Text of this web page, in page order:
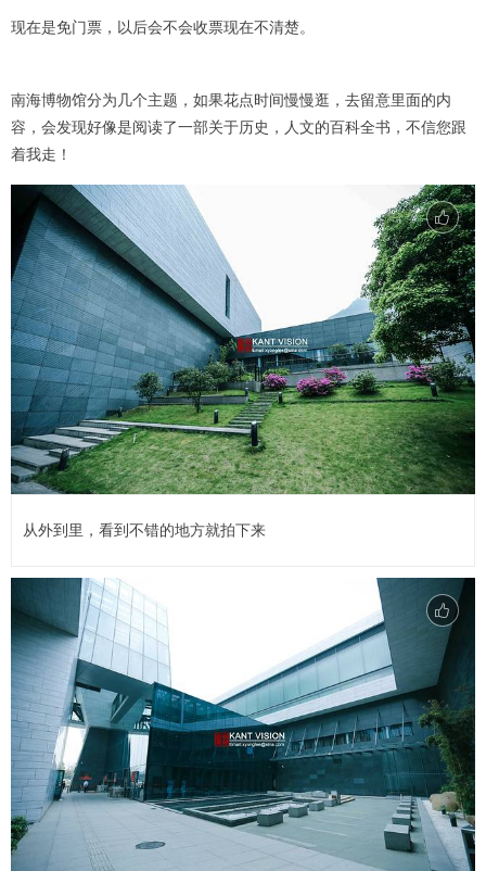
现在是免门票，以后会不会收票现在不清楚。
南海博物馆分为几个主题，如果花点时间慢慢逛，去留意里面的内
容，会发现好像是阅读了一部关于历史，人文的百科全书，不信您跟
着我走！
从外到里，看到不错的地方就拍下来